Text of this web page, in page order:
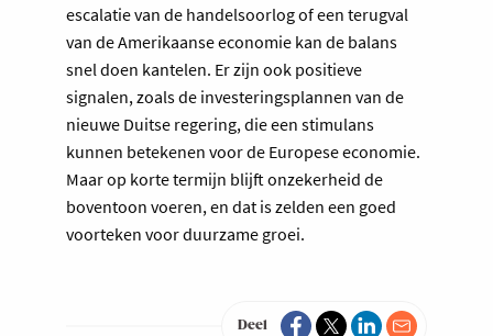
escalatie van de handelsoorlog of een terugval
van de Amerikaanse economie kan de balans
snel doen kantelen. Er zijn ook positieve
signalen, zoals de investeringsplannen van de
nieuwe Duitse regering, die een stimulans
kunnen betekenen voor de Europese economie.
Maar op korte termijn blijft onzekerheid de
boventoon voeren, en dat is zelden een goed
voorteken voor duurzame groei.
Deel